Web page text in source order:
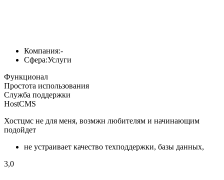
Компания:-
Сфера:Услуги
Функционал
Простота использования
Служба поддержки
HostCMS
Хостцмс не для меня, возмжн любителям и начинающим
подойдет
не устраивает качество техподдержки, базы данных,
3,0